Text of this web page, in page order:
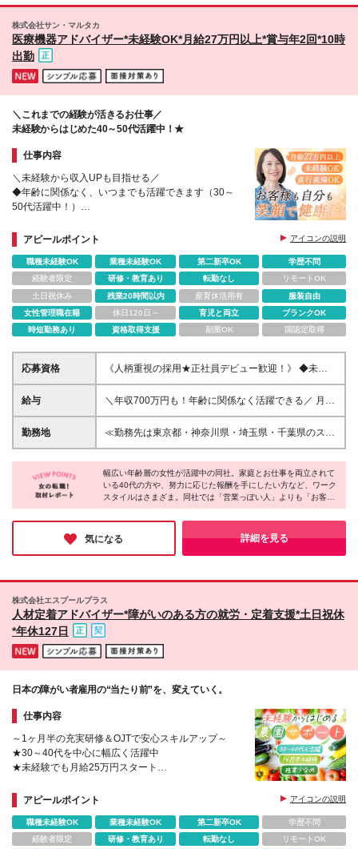
の範囲)上記を除く当社関連勤務地
・1年後、驚くほど成長した大好きな自分に出会える
株式会社サン・マルタカ
医療機器アドバイザー*未経験OK*月給27万円以上*賞与年2回*10時
出勤
＼これまでの経験が活きるお仕事／
未経験からはじめた40～50代活躍中！★
仕事内容
＼未経験から収入UPも目指せる／
◆年齢に関係なく、いつまでも活躍できます（30～
50代活躍中！）
◆押し売りやノルマ一切なし！お客様との会話を楽し
めます
アピールポイント アイコンの説明
職種未経験OK 業種未経験OK 第二新卒OK
学歴不問
経験者限定
研修・教育あり 転勤なし
リモートOK
土日祝休み
残業20時間以内 産育休活用有
服装自由
女性管理職在籍
休日120日～ 育児と両立
ブランクOK
時短勤務あり
資格取得支援 副業OK 国認定取得
応募資格
《人柄重視の採用★正社員デビュー歓迎！》 ◆未経
験OK ◆学歴不問 ◆年齢不問 ◆ブランクOK ☆少しで
も多くの方とお会いできればと思っています ☆定年
給与
＼年収700万円も！年齢に関係なく活躍できる／ 月給
27万円～＋インセンティブ＋賞与年2回＋交通費全額
支給 ★経験次第で月給30万円以上も可能 ※経験・能
給 └基本的に残業はなく、月平均10時間以下ととても
少なめです！ ※試用期間（最長3ヶ月）あり。期間中
は月給24万円～、その他の待遇に差異はありません
勤務地
≪勤務先は東京都・神奈川県・埼玉県・千葉県のスポ
ーツクラブです！≫ あなたのお住まいや希望を考慮
したエリアにあるスポーツクラブのイベントスペース
等で勤務していただきます。 ★直行直帰が基本とな
ります ★交通費は全額支給します ★転居を伴う転勤
はありません ★勤務するスポーツクラブは約1ヶ月ご
とに変わるため、 常に新鮮な気持ちで働けます！
◆東京オフィス：東京都台東区小島2-20-11 LIGビル
幅広い年齢層の女性が活躍中の同社。家庭とお仕事を両立されて
いる40代の方や、努力に応じた報酬を手にしたい方など、ワーク
スタイルはさまざま。同社では「営業っぽい人」よりも「お客様
との会話を楽しめる人」が実績を出しているとのこと。扱う商品
もお客様の健康に貢献できるものなので、自信を持っておすすめ
できる点も魅力的です。お話好きな方、年齢に関係なくお仕事を
楽しみたい方はぜひご応募ください。
気になる 詳細を見る
株式会社エスプールプラス
人材定着アドバイザー*障がいのある方の就労・定着支援*土日祝休
*年休127日
日本の障がい者雇用の“当たり前”を、変えていく。
仕事内容
～1ヶ月半の充実研修＆OJTで安心スキルアップ～
★30～40代を中心に幅広く活躍中
★未経験でも月給25万円スタート
★お母さん社員も活躍中（「えるぼし」三つ星認定）
アピールポイント アイコンの説明
職種未経験OK 業種未経験OK 第二新卒OK
学歴不問
経験者限定
研修・教育あり 転勤なし
リモートOK